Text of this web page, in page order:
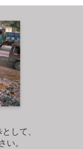
して、
い。